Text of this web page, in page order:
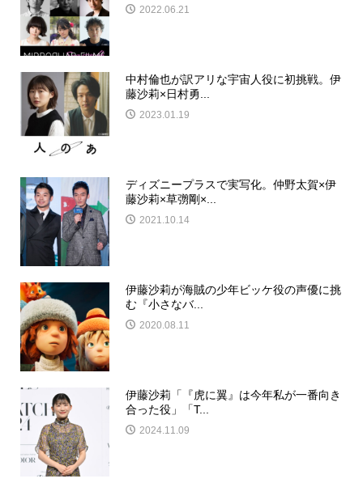
2022.06.21
中村倫也が訳アリな宇宙人役に初挑戦。伊
藤沙莉×日村勇...
2023.01.19
ディズニープラスで実写化。仲野太賀×伊
藤沙莉×草彅剛×...
2021.10.14
伊藤沙莉が海賊の少年ビッケ役の声優に挑
む『小さなバ...
2020.08.11
伊藤沙莉「『虎に翼』は今年私が一番向き
合った役」「T...
2024.11.09